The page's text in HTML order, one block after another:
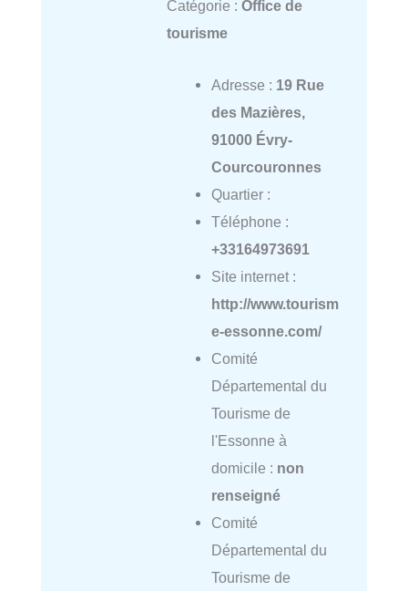
Catégorie : Office de
tourisme
Adresse : 19 Rue
des Mazières,
91000 Évry-
Courcouronnes
Quartier :
Téléphone :
+33164973691
Site internet :
http://www.tourism
e-essonne.com/
Comité
Départemental du
Tourisme de
l'Essonne à
domicile : non
renseigné
Comité
Départemental du
Tourisme de